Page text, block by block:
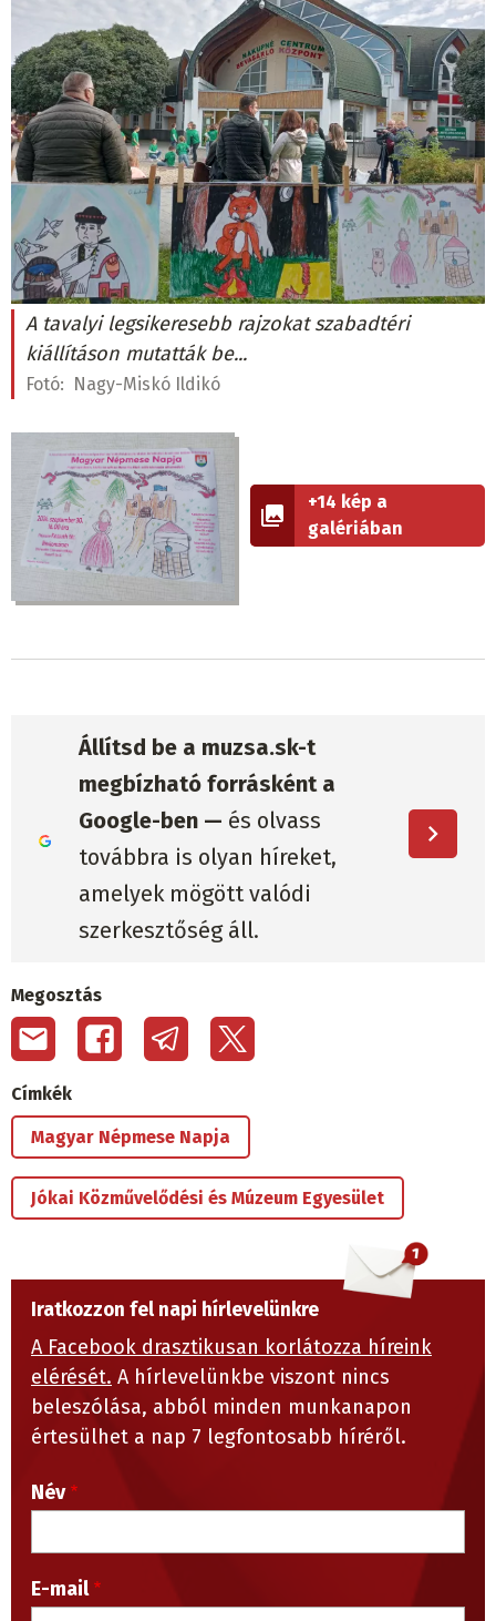
A tavalyi legsikeresebb rajzokat szabadtéri
kiállításon mutatták be...
Fotó: Nagy-Miskó Ildikó
+14 kép a
galériában
Állítsd be a muzsa.sk-t
megbízható forrásként a
Google-ben — és olvass
továbbra is olyan híreket,
amelyek mögött valódi
szerkesztőség áll.
Megosztás
Címkék
Magyar Népmese Napja
Jókai Közművelődési és Múzeum Egyesület
Iratkozzon fel napi hírlevelünkre
A Facebook drasztikusan korlátozza híreink
elérését. A hírlevelünkbe viszont nincs
beleszólása, abból minden munkanapon
értesülhet a nap 7 legfontosabb híréről.
Név
E-mail